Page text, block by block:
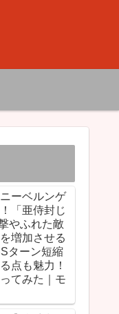
ーベルンゲ
「亜侍封じ
やふれた敵
増加させる
ターン短縮
点も魅力！
てみた｜モ